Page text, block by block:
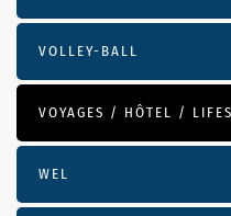
VOLLEY-BALL
VOYAGES / HÔTEL /
WEL